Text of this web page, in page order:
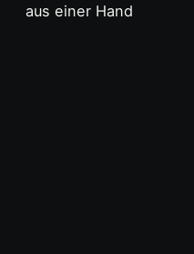
aus einer Hand